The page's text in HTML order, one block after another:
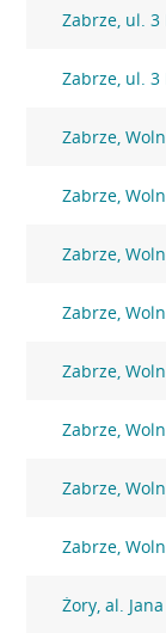
Zabrze, ul. 3
Zabrze, ul. 3
Zabrze,
Zabrze,
Zabrze,
Zabrze,
Zabrze,
Zabrze,
Zabrze,
Zabrze,
Żory, al. Jana